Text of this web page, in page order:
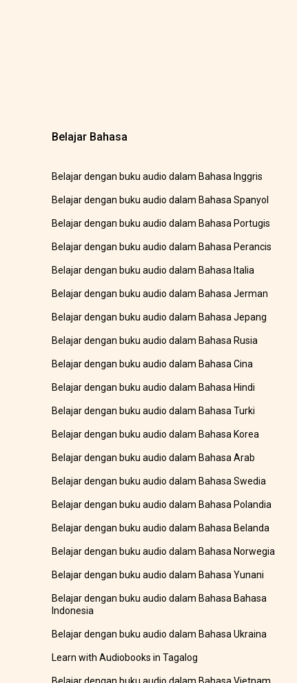
Belajar Bahasa
Belajar dengan buku audio dalam Bahasa Inggris
Belajar dengan buku audio dalam Bahasa Spanyol
Belajar dengan buku audio dalam Bahasa Portugis
Belajar dengan buku audio dalam Bahasa Perancis
Belajar dengan buku audio dalam Bahasa Italia
Belajar dengan buku audio dalam Bahasa Jerman
Belajar dengan buku audio dalam Bahasa Jepang
Belajar dengan buku audio dalam Bahasa Rusia
Belajar dengan buku audio dalam Bahasa Cina
Belajar dengan buku audio dalam Bahasa Hindi
Belajar dengan buku audio dalam Bahasa Turki
Belajar dengan buku audio dalam Bahasa Korea
Belajar dengan buku audio dalam Bahasa Arab
Belajar dengan buku audio dalam Bahasa Swedia
Belajar dengan buku audio dalam Bahasa Polandia
Belajar dengan buku audio dalam Bahasa Belanda
Belajar dengan buku audio dalam Bahasa Norwegia
Belajar dengan buku audio dalam Bahasa Yunani
Belajar dengan buku audio dalam Bahasa Bahasa
Indonesia
Belajar dengan buku audio dalam Bahasa Ukraina
Learn with Audiobooks in Tagalog